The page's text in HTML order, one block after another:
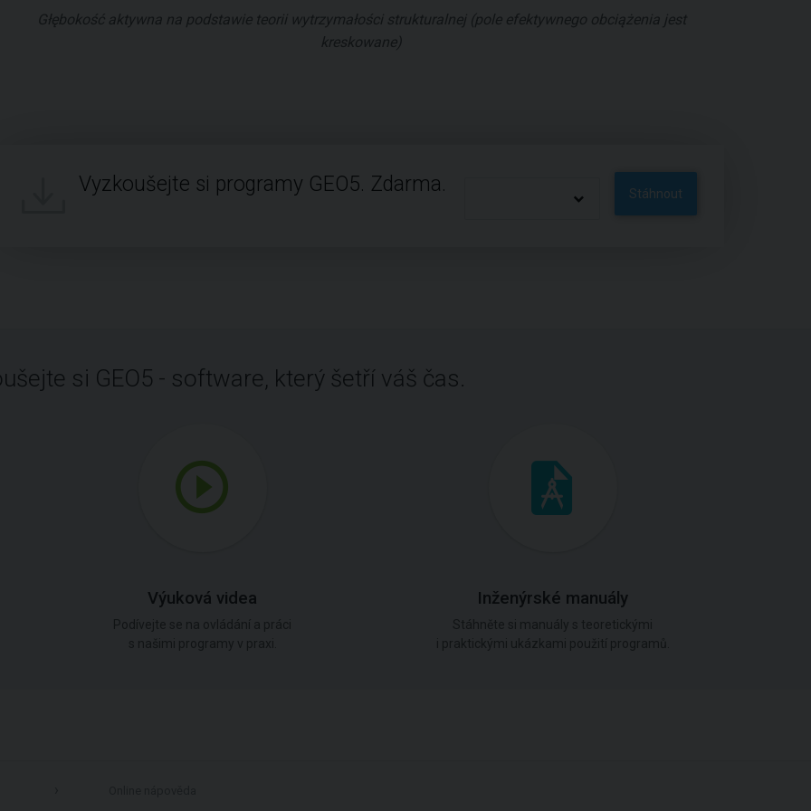
Głębokość aktywna na podstawie teorii wytrzymałości strukturalnej (pole efektywnego obciążenia jest
kreskowane)
Vyzkoušejte si programy GEO5. Zdarma. Stáhnout
si GEO5 - software, který šetří váš čas.
Výuková videa Inženýrské manuály